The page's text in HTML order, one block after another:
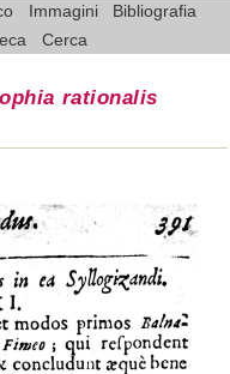
Immagini
Bibliografia
Cerca
rationalis